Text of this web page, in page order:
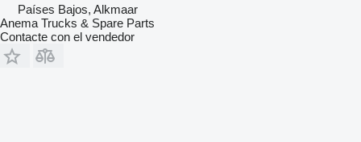
Países Bajos, Alkmaar
Anema Trucks & Spare Parts
Contacte con el vendedor